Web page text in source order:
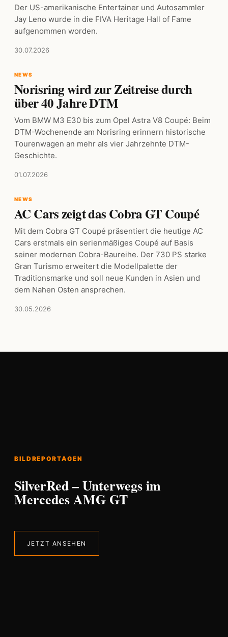
Der US-amerikanische Entertainer und Autosammler
Jay Leno wurde in die FIVA Heritage Hall of Fame
aufgenommen worden.
30.07.2026
NEWS
Norisring wird zur Zeitreise durch
über 40 Jahre DTM
Vom BMW M3 E30 bis zum Opel Astra V8 Coupé: Beim
DTM-Wochenende am Norisring erinnern historische
Tourenwagen an mehr als vier Jahrzehnte DTM-
Geschichte.
01.07.2026
NEWS
AC Cars zeigt das Cobra GT Coupé
Mit dem Cobra GT Coupé präsentiert die heutige AC
Cars erstmals ein serienmäßiges Coupé auf Basis
seiner modernen Cobra-Baureihe. Der 730 PS starke
Gran Turismo erweitert die Modellpalette der
Traditionsmarke und soll neue Kunden in Asien und
dem Nahen Osten ansprechen.
30.05.2026
BILDREPORTAGEN
SilverRed – Unterwegs im
Mercedes AMG GT
JETZT ANSEHEN